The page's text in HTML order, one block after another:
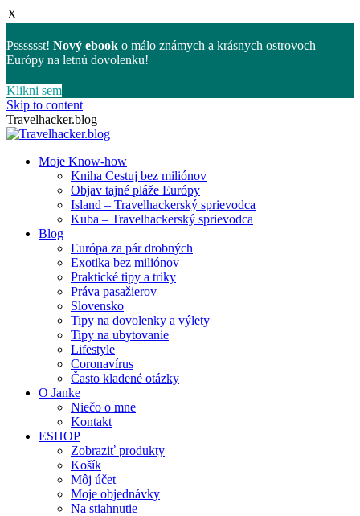
X
Psssssst! Nový ebook o málo známych a krásnych ostrovoch
Európy na letnú dovolenku!
Klikni sem
Skip to content
Travelhacker.blog
Moje Know-how
Kniha Cestuj bez miliónov
Objav tajné pláže Európy
Island – Travelhackerský sprievodca
Kuba – Travelhackerský sprievodca
Blog
Európa za pár drobných
Exotika bez miliónov
Praktické tipy a triky
Práva pasažierov
Slovensko
Tipy na dovolenky a výlety
Tipy na ubytovanie
Lifestyle
Coronavírus
Často kladené otázky
O Janke
Niečo o mne
Kontakt
ESHOP
Zobraziť produkty
Košík
Môj účet
Moje objednávky
Na stiahnutie